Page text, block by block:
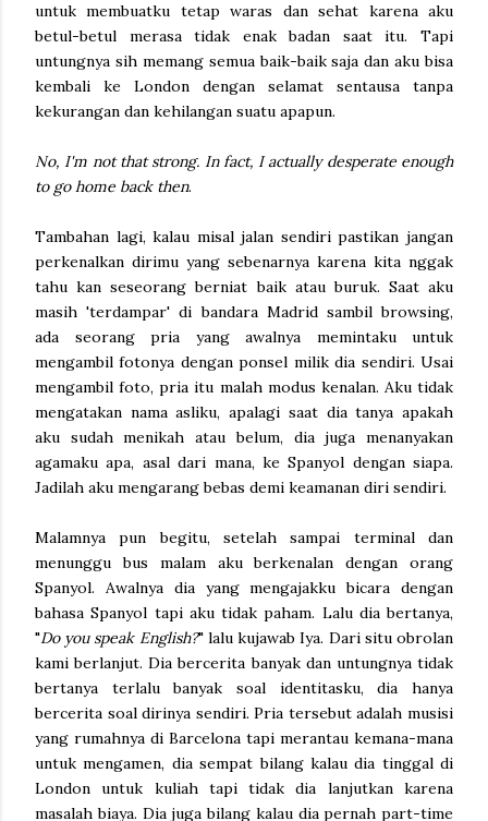
untuk membuatku tetap waras dan sehat karena aku
betul-betul merasa tidak enak badan saat itu. Tapi
untungnya sih memang semua baik-baik saja dan aku bisa
kembali ke London dengan selamat sentausa tanpa
kekurangan dan kehilangan suatu apapun.
No, I'm not that strong. In fact, I actually desperate enough
to go home back then.
Tambahan lagi, kalau misal jalan sendiri pastikan jangan
perkenalkan dirimu yang sebenarnya karena kita nggak
tahu kan seseorang berniat baik atau buruk. Saat aku
masih 'terdampar' di bandara Madrid sambil browsing,
ada seorang pria yang awalnya memintaku untuk
mengambil fotonya dengan ponsel milik dia sendiri. Usai
mengambil foto, pria itu malah modus kenalan. Aku tidak
mengatakan nama asliku, apalagi saat dia tanya apakah
aku sudah menikah atau belum, dia juga menanyakan
agamaku apa, asal dari mana, ke Spanyol dengan siapa.
Jadilah aku mengarang bebas demi keamanan diri sendiri.
Malamnya pun begitu, setelah sampai terminal dan
menunggu bus malam aku berkenalan dengan orang
Spanyol. Awalnya dia yang mengajakku bicara dengan
bahasa Spanyol tapi aku tidak paham. Lalu dia bertanya,
"Do you speak English?" lalu kujawab Iya. Dari situ obrolan
kami berlanjut. Dia bercerita banyak dan untungnya tidak
bertanya terlalu banyak soal identitasku, dia hanya
bercerita soal dirinya sendiri. Pria tersebut adalah musisi
yang rumahnya di Barcelona tapi merantau kemana-mana
untuk mengamen, dia sempat bilang kalau dia tinggal di
London untuk kuliah tapi tidak dia lanjutkan karena
masalah biaya. Dia juga bilang kalau dia pernah part-time